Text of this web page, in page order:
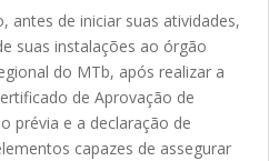
antes de iniciar suas atividades,
suas instalações ao órgão
do MTb, após realizar a
de Aprovação de
prévia e a declaração de
capazes de assegurar